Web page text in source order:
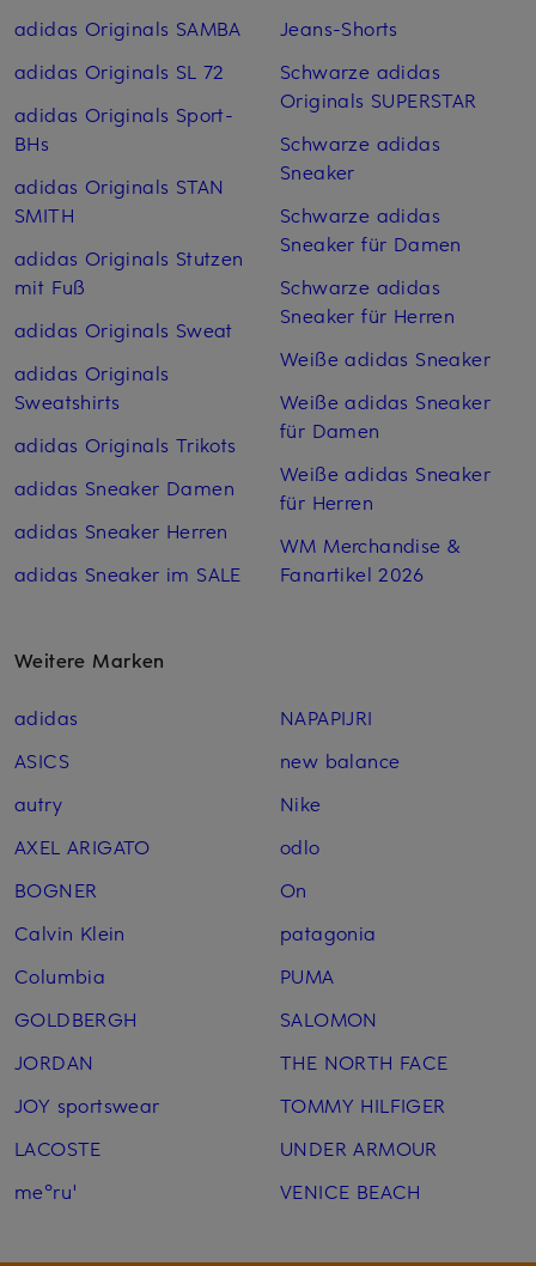
adidas Originals SAMBA
adidas Originals SL 72
adidas Originals Sport-
BHs
adidas Originals STAN
SMITH
adidas Originals Stutzen
mit Fuß
adidas Originals Sweat
adidas Originals
Sweatshirts
adidas Originals Trikots
adidas Sneaker Damen
adidas Sneaker Herren
adidas Sneaker im SALE
Jeans-Shorts
Schwarze adidas
Originals SUPERSTAR
Schwarze adidas
Sneaker
Schwarze adidas
Sneaker für Damen
Schwarze adidas
Sneaker für Herren
Weiße adidas Sneaker
Weiße adidas Sneaker
für Damen
Weiße adidas Sneaker
für Herren
WM Merchandise &
Fanartikel 2026
Weitere Marken
adidas
ASICS
autry
AXEL ARIGATO
BOGNER
Calvin Klein
Columbia
GOLDBERGH
JORDAN
JOY sportswear
LACOSTE
me°ru'
NAPAPIJRI
new balance
Nike
odlo
On
patagonia
PUMA
SALOMON
THE NORTH FACE
TOMMY HILFIGER
UNDER ARMOUR
VENICE BEACH